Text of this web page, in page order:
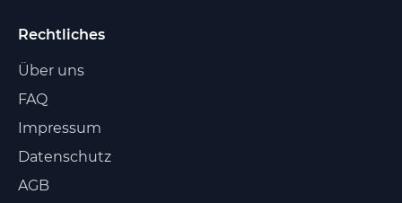
Rechtliches
Über uns
FAQ
Impressum
Datenschutz
AGB